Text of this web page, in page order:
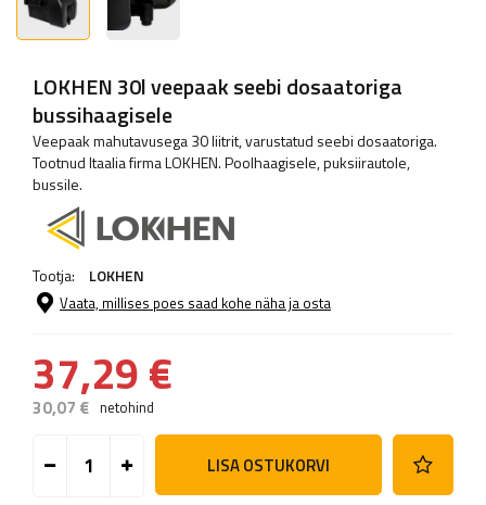
LOKHEN 30l veepaak seebi dosaatoriga
bussihaagisele
Veepaak mahutavusega 30 liitrit, varustatud seebi dosaatoriga.
Tootnud Itaalia firma LOKHEN. Poolhaagisele, puksiirautole,
bussile.
Tootja: LOKHEN
Vaata, millises poes saad kohe näha ja osta
37,29 €
30,07 € netohind
LISA OSTUKORVI